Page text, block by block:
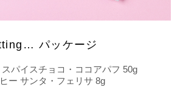
パッケージ
パイスチョコ・ココアパフ 50g
ー サンタ・フェリサ 8g